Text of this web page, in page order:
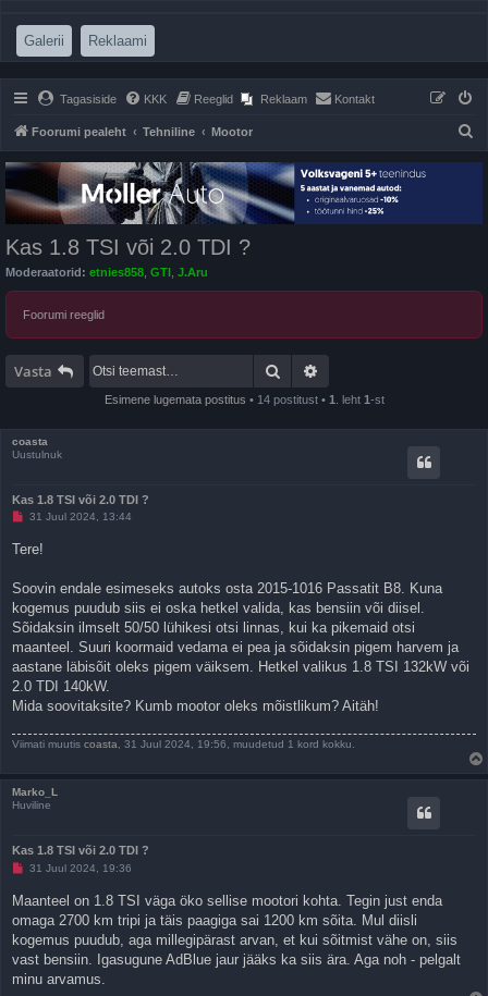
Galerii (Opens a new tab)
Reklaami
Tagasiside KKK Reeglid Reklaam Kontakt
Foorumi pealeht Tehniline Mootor
Kas 1.8 TSI või 2.0 TDI ?
Moderaatorid: etnies858 GTI J.Aru
Foorumi reeglid
Vasta Otsi
Esimene lugemata postitus • 14 postitust • 1 . leht 1-st
coasta
Uustulnuk
Kas 1.8 TSI või 2.0 TDI ?
L
e
t
a
p
o
s
i
t
u
s
31 Juul 2024, 13:44
Tere!
Soovin endale esimeseks autoks osta 2015-1016 Passatit B8. Kuna
kogemus puudub siis ei oska hetkel valida, kas bensiin või diisel.
Sõidaksin ilmselt 50/50 lühikesi otsi linnas, kui ka pikemaid otsi
maanteel. Suuri koormaid vedama ei pea ja sõidaksin pigem harvem ja
aastane läbisõit oleks pigem väiksem. Hetkel valikus 1.8 TSI 132kW või
2.0 TDI 140kW.
Mida soovitaksite? Kumb mootor oleks mõistlikum? Aitäh!
Viimati muutis coasta, 31 Juul 2024, 19:56, muudetud 1 kord kokku.
l
Marko_L
Huviline
Kas 1.8 TSI või 2.0 TDI ?
L
e
m
t
a
p
o
31 Juul 2024, 19:36
Maanteel on 1.8 TSI väga öko sellise mootori kohta. Tegin just enda
omaga 2700 km tripi ja täis paagiga sai 1200 km sõita. Mul diisli
kogemus puudub, aga millegipärast arvan, et kui sõitmist vähe on, siis
vast bensiin. Igasugune AdBlue jaur jääks ka siis ära. Aga noh - pelgalt
minu arvamus.